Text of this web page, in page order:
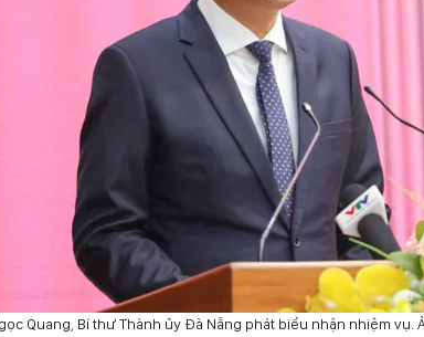
Quang, Bí thư Thành ủy Đà Nẵng phát biểu nhận nhiệm vụ.